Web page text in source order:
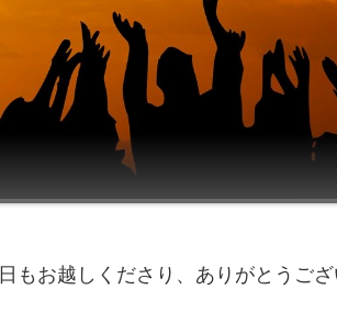
もお越しくださり、ありがとうござ